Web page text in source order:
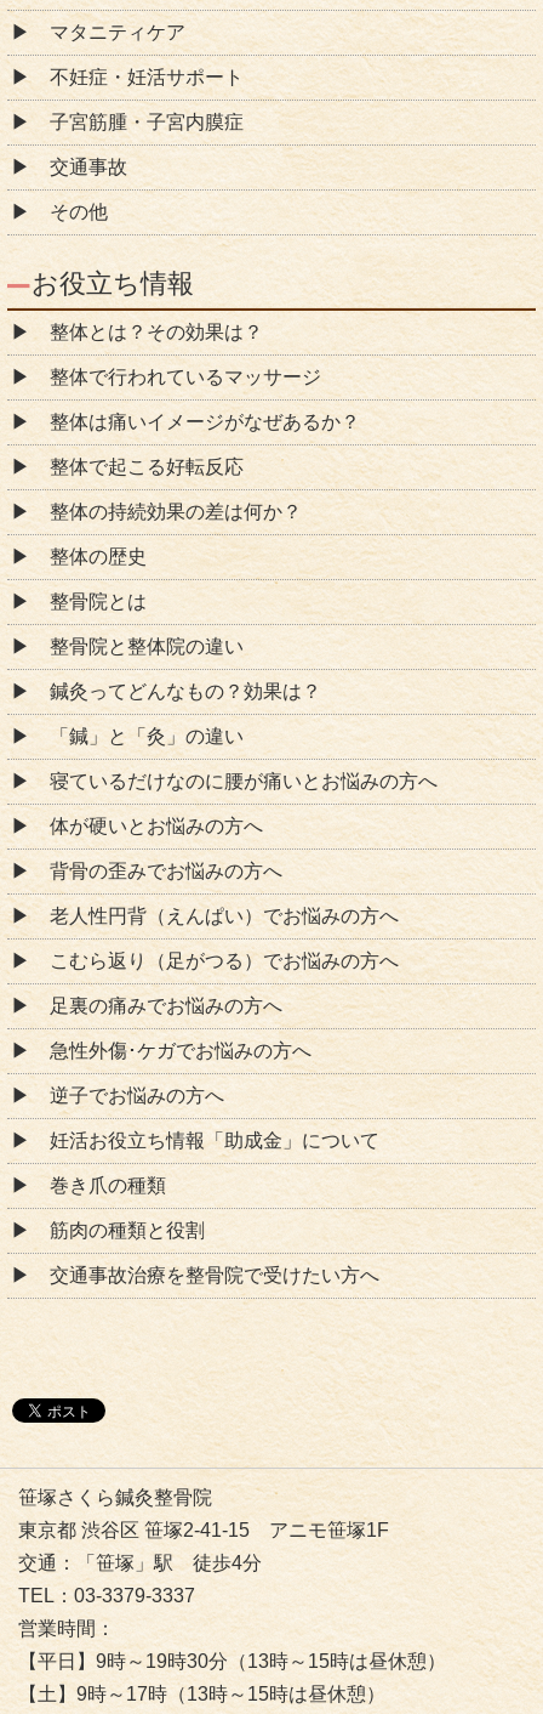
マタニティケア
不妊症・妊活サポート
子宮筋腫・子宮内膜症
交通事故
その他
お役立ち情報
整体とは？その効果は？
整体で行われているマッサージ
整体は痛いイメージがなぜあるか？
整体で起こる好転反応
整体の持続効果の差は何か？
整体の歴史
整骨院とは
整骨院と整体院の違い
鍼灸ってどんなもの？効果は？
「鍼」と「灸」の違い
寝ているだけなのに腰が痛いとお悩みの方へ
体が硬いとお悩みの方へ
背骨の歪みでお悩みの方へ
老人性円背（えんぱい）でお悩みの方へ
こむら返り（足がつる）でお悩みの方へ
足裏の痛みでお悩みの方へ
急性外傷･ケガでお悩みの方へ
逆子でお悩みの方へ
妊活お役立ち情報「助成金」について
巻き爪の種類
筋肉の種類と役割
交通事故治療を整骨院で受けたい方へ
笹塚さくら鍼灸整骨院
東京都 渋谷区 笹塚2-41-15 アニモ笹塚1F
交通：「笹塚」駅 徒歩4分
TEL：03-3379-3337
営業時間：
【平日】9時～19時30分（13時～15時は昼休憩）
【土】9時～17時（13時～15時は昼休憩）